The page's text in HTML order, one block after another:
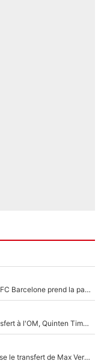
Ferran Torres a dit oui au PSG : Le FC Barcelone prend la parole alors qu'un transfert de l'attaquant espagnol prend forme
En plein cauchemar après son transfert à l'OM, Quinten Timber raconte ses doutes après sa signature à Marseille
F1 - Une légende de McLaren refuse le transfert de Max Verstappen qui pourrait «faire des vagues» et plomber l'ambiance dans l'équipe